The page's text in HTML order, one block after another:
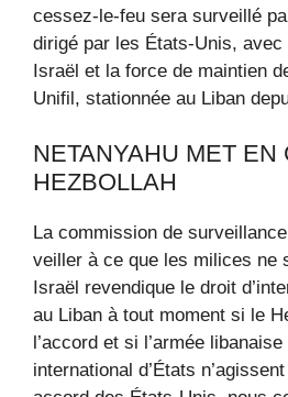
cessez-le-feu sera surveillé
dirigé par les États-Unis, avec
Israël et la force de maintien
Unifil, stationnée au Liban
NETANYAHU MET EN
HEZBOLLAH
La commission de
veiller à ce que les milices ne
Israël revendique le droit
au Liban à tout moment si le
l’accord et si l’armée
international d’États